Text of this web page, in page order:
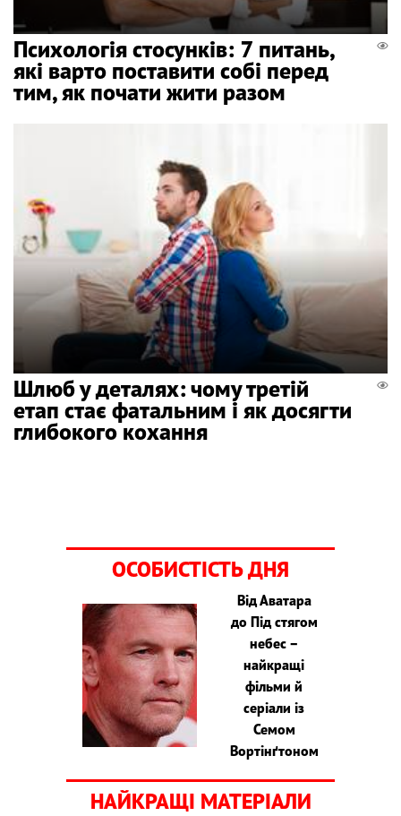
Психологія стосунків: 7 питань,
які варто поставити собі перед
тим, як почати жити разом
Шлюб у деталях: чому третій
етап стає фатальним і як досягти
глибокого кохання
ОСОБИСТІСТЬ ДНЯ
Від Аватара
до Під стягом
небес –
найкращі
фільми й
серіали із
Семом
Вортінґтоном
НАЙКРАЩІ МАТЕРІАЛИ